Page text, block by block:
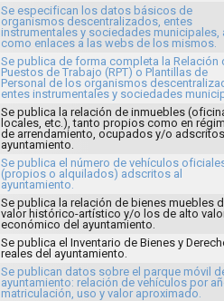
Se especifican los datos básicos de
organismos descentralizados, entes
instrumentales y sociedades municipales,
como enlaces a las webs de los mismos.
Se publica de forma completa la Relación
Puestos de Trabajo (RPT) o Plantillas de
Personal de los organismos
entes instrumentales y sociedades
Se publica la relación de inmuebles
locales, etc.), tanto propios como en
de arrendamiento, ocupados y/o
ayuntamiento.
Se publica el número de vehículos
(propios o alquilados) adscritos al
ayuntamiento.
Se publica la relación de bienes muebles
valor histórico-artístico y/o los de alto
económico del ayuntamiento.
Se publica el Inventario de Bienes y
reales del ayuntamiento.
Se publican datos sobre el parque móvil
ayuntamiento: relación de vehículos por
matriculación, uso y valor aproximado.